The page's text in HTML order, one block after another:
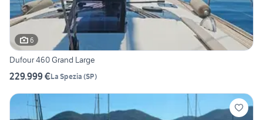
6
Dufour 460 Grand Large
229.999 €La Spezia (SP)